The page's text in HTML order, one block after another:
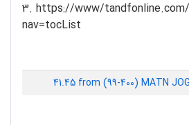
3. https://www/
nav=tocList
41.45 from (99-400) MATN